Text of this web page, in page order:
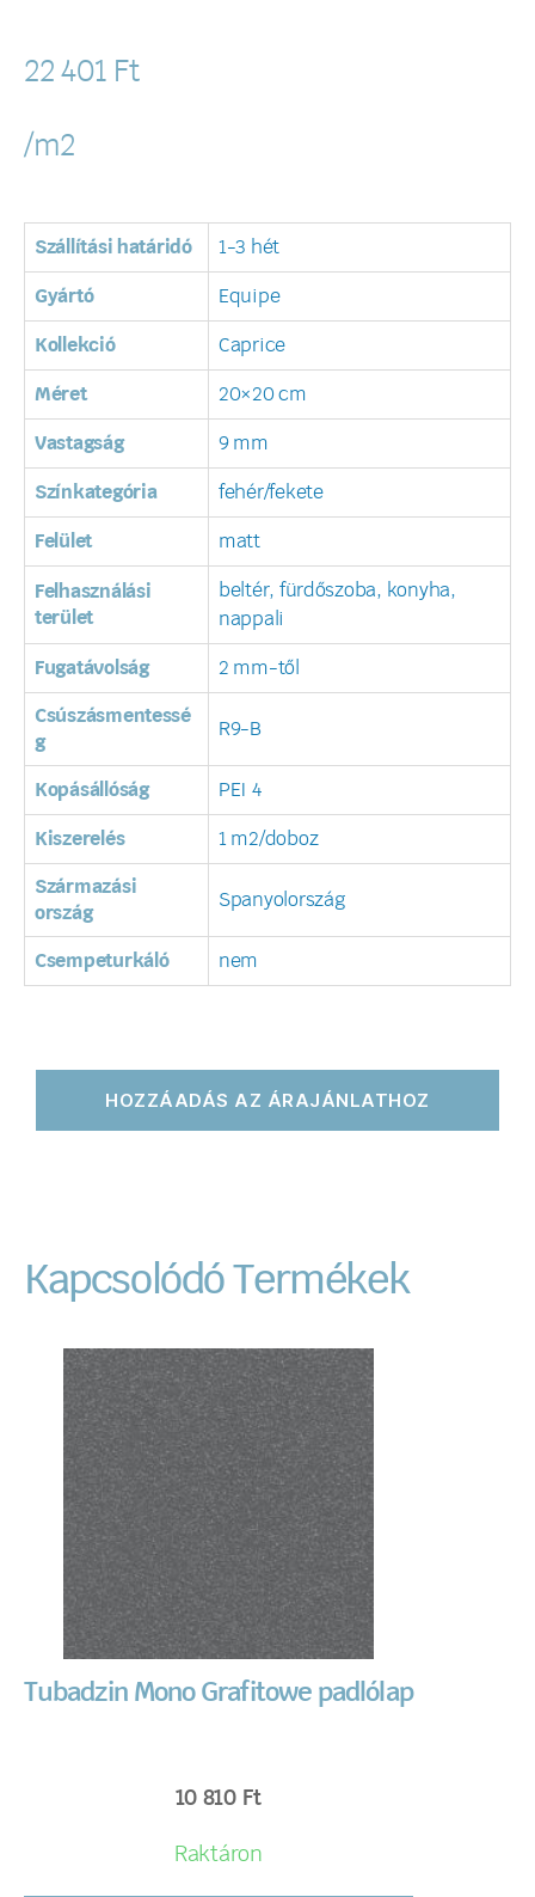
22 401 Ft
/m2
Szállítási határidó 1-3 hét
Gyártó Equipe
Kollekció Caprice
Méret 20×20 cm
Vastagság 9 mm
Színkategória fehér/fekete
Felület matt
Felhasználási
terület
beltér, fürdőszoba, konyha,
nappali
Fugatávolság 2 mm-től
Csúszásmentessé
g
R9-B
Kopásállóság PEI 4
Kiszerelés 1 m2/doboz
Származási
ország
Spanyolország
Csempeturkáló nem
HOZZÁADÁS AZ ÁRAJÁNLATHOZ
Kapcsolódó Termékek
Tubadzin Mono Grafitowe padlólap
10 810 Ft
Raktáron